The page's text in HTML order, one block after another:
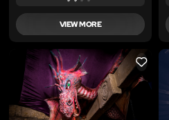
VIEW MORE
LIKE